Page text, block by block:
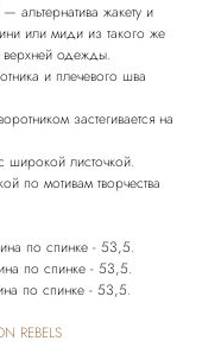
альтернатива жакету и
или миди из такого же
верхней одежды.
и плечевого шва
застегивается на
листочкой.
по мотивам творчества
по спинке - 53,5.
по спинке - 53,5.
по спинке - 53,5.
REBELS